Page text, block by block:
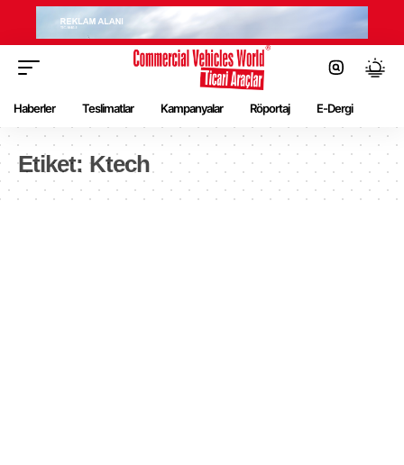
Haberler Teslimatlar Kampanyalar Röportaj E-Dergi
Etiket: Ktech